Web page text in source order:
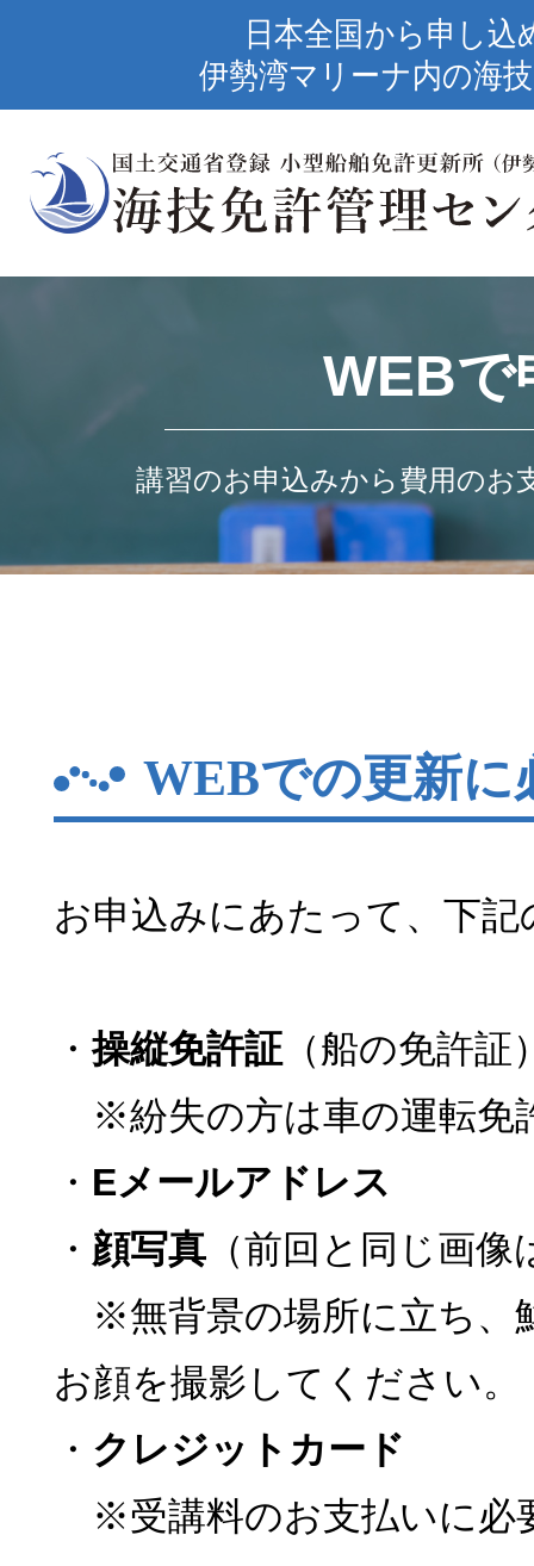
日本全国から申し
伊勢湾マリーナ内の海
WEBで
講習のお申込みから費用のお
WEBでの更新に
お申込みにあたって、下
・操縦免許証（船の免許証
※紛失の方は車の運転免
・ Eメールアドレス
・ 顔写真（前回と同じ画像
※無背景の場所に立ち、
お顔を撮影してください。
・ クレジットカード
※受講料のお支払いに必